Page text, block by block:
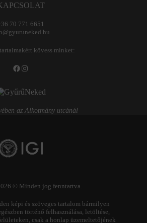
70 771 6651
kövess minket:
Facebook
Instagram
az Alkotmány utcánál
© Minden jog fenntartva.
képi és szöveges tartalom bármilyen
történő felhasználása, letöltése,
csak a honlap üzemeltetőjének